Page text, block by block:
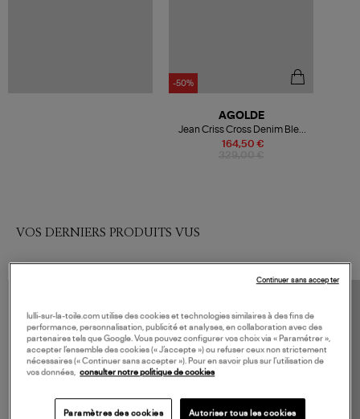
-50%
164,50 €
AGOLDE
Jean Criss Cross Denim Bleu
Clair
VOS DERNIERS PRODUITS VUS
lulli-sur-la-toile.com utilise des cookies et technologies similaires à des fins de
performance, personnalisation, publicité et analyses, en collaboration avec des
partenaires tels que Google. Vous pouvez configurer vos choix via « Paramétrer »,
accepter l’ensemble des cookies (« J’accepte ») ou refuser ceux non strictement
nécessaires (« Continuer sans accepter »). Pour en savoir plus sur l’utilisation de
vos données, consulter notre politique de cookies
Paramètres des cookies Autoriser tous les cookies
Continuer sans accepter